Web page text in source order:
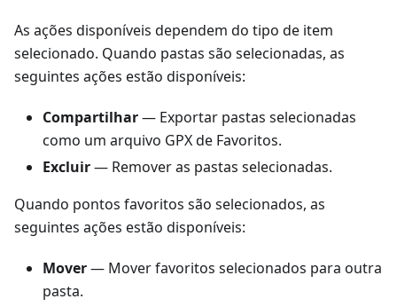
As ações disponíveis dependem do tipo de item
selecionado. Quando pastas são selecionadas, as
seguintes ações estão disponíveis:
Compartilhar— Exportar pastas selecionadas
como um arquivo GPX de Favoritos.
Excluir— Remover as pastas selecionadas.
Quando pontos favoritos são selecionados, as
seguintes ações estão disponíveis:
Mover— Mover favoritos selecionados para outra
pasta.